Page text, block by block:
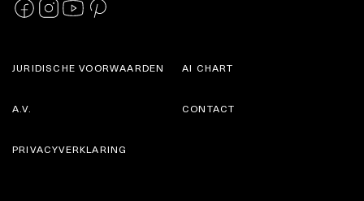
JURIDISCHE VOORWAARDEN
A.V.
AI CHART
CONTACT
PRIVACYVERKLARING